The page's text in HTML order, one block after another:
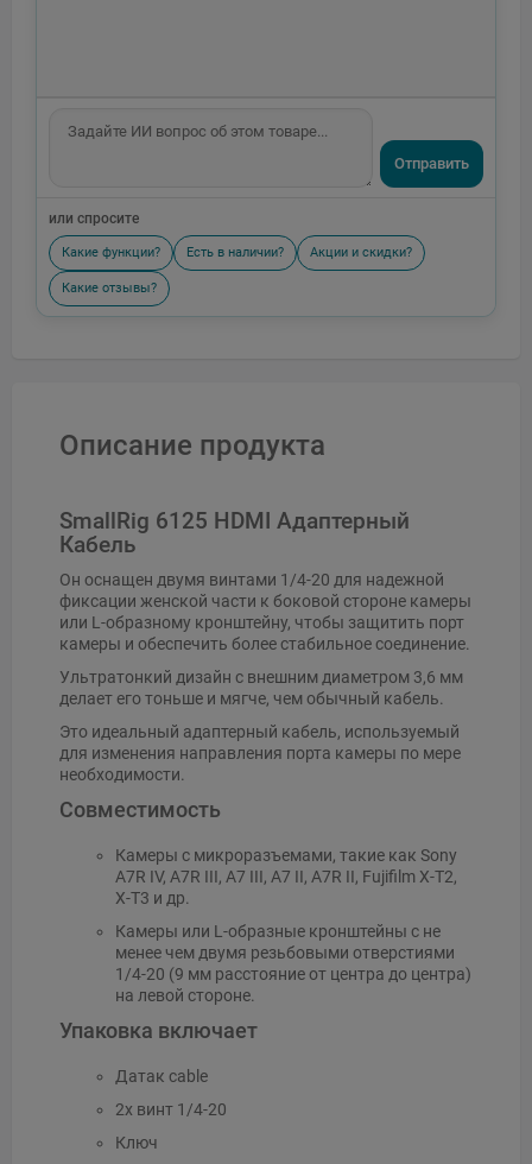
Отправить
или спросите
Какие функции? Есть в наличии? Акции и скидки?
Какие отзывы?
Описание продукта
SmallRig 6125 HDMI Адаптерный
Кабель
Он оснащен двумя винтами 1/4-20 для надежной
фиксации женской части к боковой стороне камеры
или L-образному кронштейну, чтобы защитить порт
камеры и обеспечить более стабильное соединение.
Ультратонкий дизайн с внешним диаметром 3,6 мм
делает его тоньше и мягче, чем обычный кабель.
Это идеальный адаптерный кабель, используемый
для изменения направления порта камеры по мере
необходимости.
Совместимость
Камеры с микроразъемами, такие как Sony
A7R IV, A7R III, A7 III, A7 II, A7R II, Fujifilm X-T2,
X-T3 и др.
Камеры или L-образные кронштейны с не
менее чем двумя резьбовыми отверстиями
1/4-20 (9 мм расстояние от центра до центра)
на левой стороне.
Упаковка включает
Датак cable
2x винт 1/4-20
Ключ